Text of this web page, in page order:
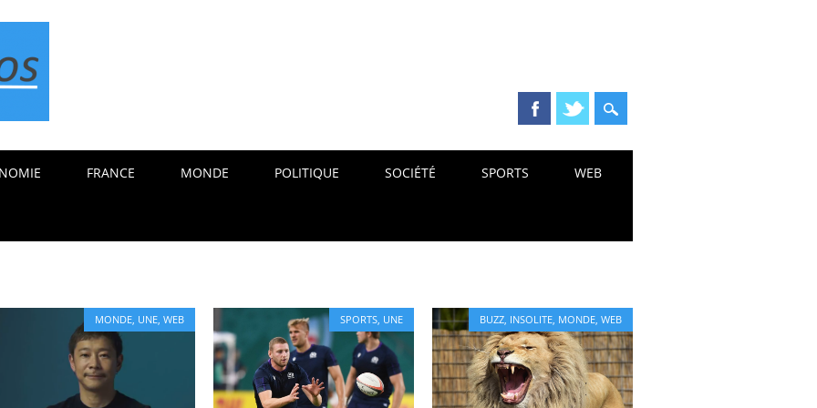
FRANCE MONDE POLITIQUE SOCIÉTÉ SPORTS WEB
MONDE, UNE,WEB SPORTS, UNE BUZZ, INSOLITE, MONDE,WEB